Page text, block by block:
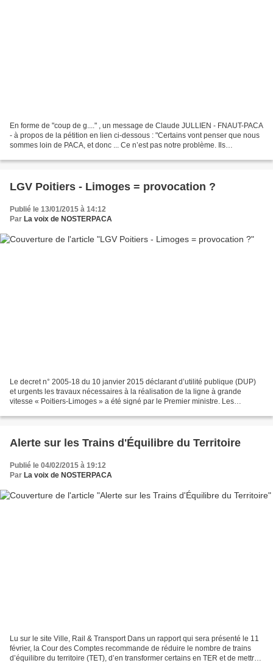
En forme de "coup de g...." , un message de Claude JULLIEN - FNAUT-PACA
- à propos de la pétition en lien ci-dessous : "Certains vont penser que nous
sommes loin de PACA, et donc ... Ce n’est pas notre problème. Ils
LGV Poitiers - Limoges = provocation ?
Publié le 13/01/2015 à 14:12
Par La voix de NOSTERPACA
Le decret n° 2005-18 du 10 janvier 2015 déclarant d’utilité publique (DUP)
et urgents les travaux nécessaires à la réalisation de la ligne à grande
vitesse « Poitiers-Limoges » a été signé par le Premier ministre. Les
Alerte sur les Trains d'Équilibre du Territoire
Publié le 04/02/2015 à 19:12
Par La voix de NOSTERPACA
Lu sur le site Ville, Rail & Transport Dans un rapport qui sera présenté le 11
février, la Cour des Comptes recommande de réduire le nombre de trains
d’équilibre du territoire (TET), d’en transformer certains en TER et de mettre